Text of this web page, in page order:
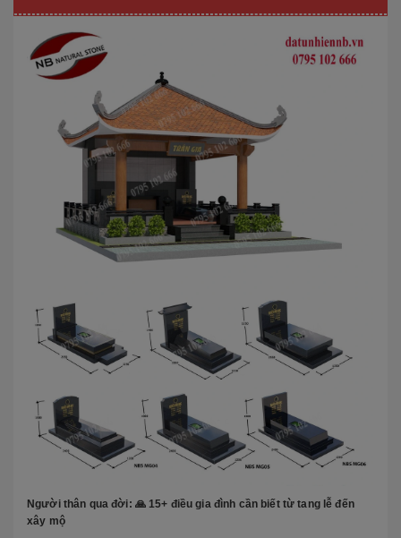
Người thân qua đời: 🙏 15+ điều gia đình cần biết từ tang lễ đến
xây mộ